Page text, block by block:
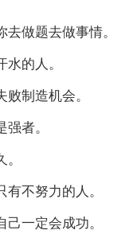
做题去做事情。
的人。
制造机会。
者。
不努力的人。
一定会成功。